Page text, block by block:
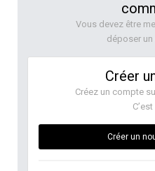
Vous devez être
déposer
Créer
Créez un compte
Créer un